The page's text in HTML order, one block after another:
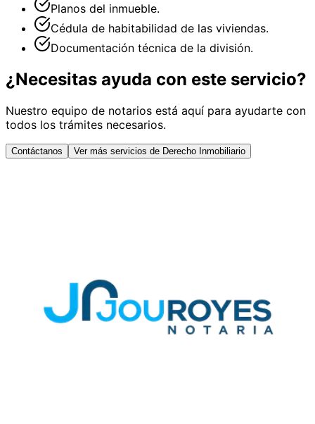
Planos del inmueble.
Cédula de habitabilidad de las viviendas.
Documentación técnica de la división.
¿Necesitas ayuda con este servicio?
Nuestro equipo de notarios está aquí para ayudarte con
todos los trámites necesarios.
Contáctanos Ver más servicios de Derecho Inmobiliario